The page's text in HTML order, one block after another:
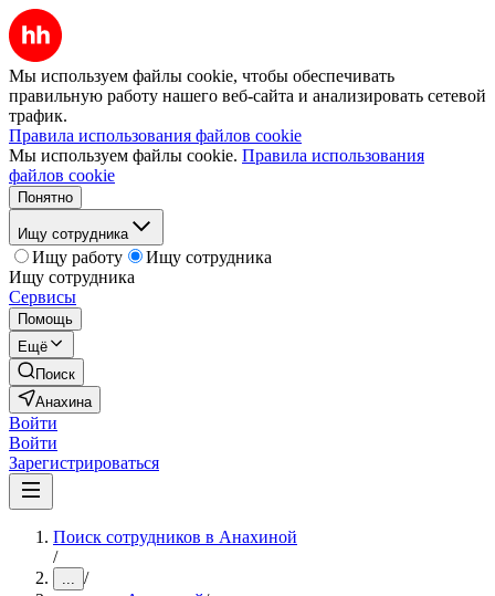
Мы используем файлы cookie, чтобы обеспечивать
правильную работу нашего веб-сайта и анализировать сетевой
трафик.
Правила использования файлов cookie
Мы используем файлы cookie. Правила использования
файлов cookie
Понятно
Ищу сотрудника
Ищу работу
Ищу сотрудника
Ищу сотрудника
Сервисы
Помощь
Ещё
Поиск
Анахина
Войти
Войти
Зарегистрироваться
Поиск сотрудников в Анахиной
/
... /